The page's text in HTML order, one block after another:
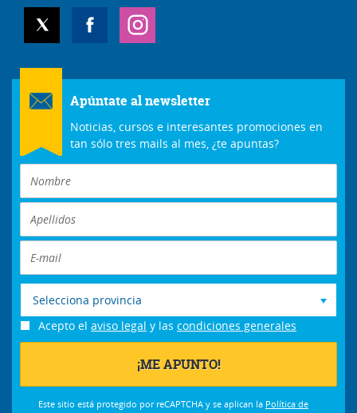
Apúntate al newsletter
Noticias, cursos e interesantes promociones en
tan sólo tres mails al mes, ¿te apuntas?
Selecciona provincia
Acepto el aviso legal y las condiciones generales
Este sitio está protegido por reCAPTCHA y se aplican la Política de